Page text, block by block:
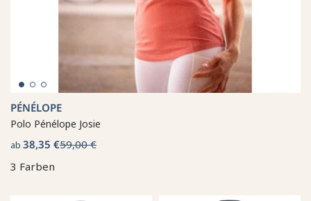
PÉNÉLOPE
Polo Pénélope Josie
ab 38,35 €59,00 €
3 Farben